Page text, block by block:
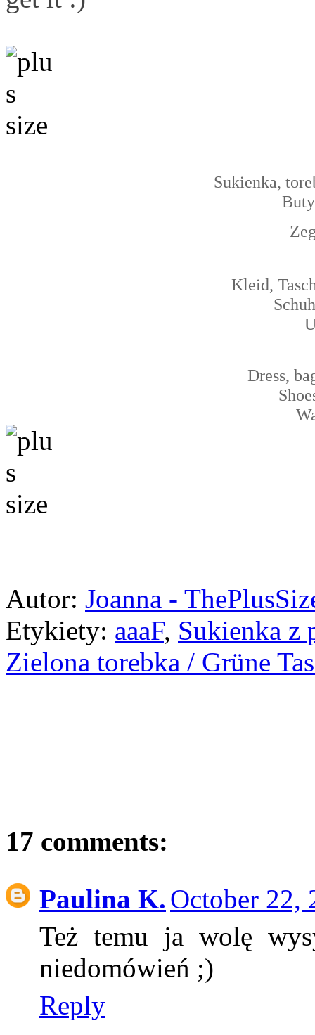
Sukienka,
Kleid,
Dress,
Autor: Joanna -
Etykiety: aaaF, Sukienka z
Zielona torebka / Grüne
17 comments:
Paulina K. October 22,
Też temu ja wolę
niedomówień ;)
Reply